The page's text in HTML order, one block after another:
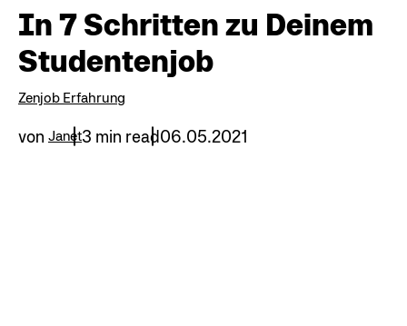
In 7 Schritten zu Deinem
Studentenjob
Zenjob Erfahrung
von Janet3 min read06.05.2021